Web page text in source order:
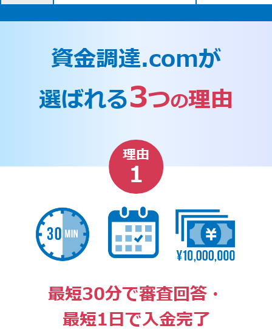
資金調達.comが
選ばれる3つの理由
理由
1
最短30分で審査回答・
最短1日で入金完了